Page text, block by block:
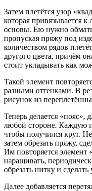
Затем плетётся узор
которая привязывается
основы. Ею нужно
пропуская пряжу под
количеством рядов
другого цвета, причём
стоит укладывать как
Такой элемент
разными оттенками. В
рисунок из
Теперь делается «пояс»,
любой стороне. Каждую
чтобы получился круг.
затем обрезать пряжу,
Им повторяется элемент
наращивать,
обрезать нитку и сделать
Далее добавляется